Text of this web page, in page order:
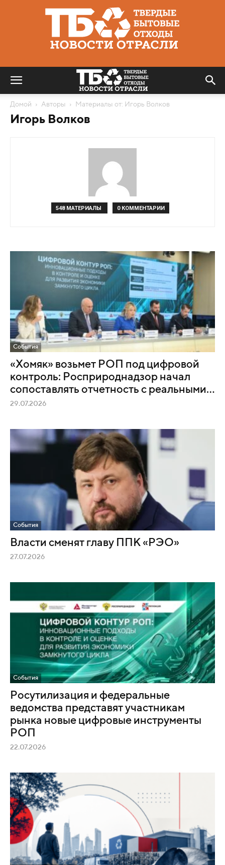
Твердые
бытовые
отходы
|
Домой Авторы Материалы от: Игорь Волков
Игорь Волков
548 МАТЕРИАЛЫ 0 КОММЕНТАРИИ
События
«Хомяк» возьмет РОП под цифровой
контроль: Росприроднадзор начал
сопоставлять отчетность с реальными...
29.07.2026
События
Власти cменят главу ППК «РЭО»
27.07.2026
События
Росутилизация и федеральные
ведомства представят участникам
рынка новые цифровые инструменты
РОП
22.07.2026